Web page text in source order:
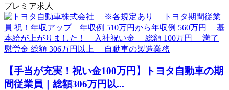
プレミア求人
【手当が充実！祝い金100万円】トヨタ自動車の期
間従業員｜総額306万円以...